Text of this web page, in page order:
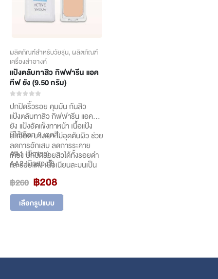
ผลิตภัณฑ์สำหรับวัยรุ่น, ผลิตภัณฑ์
เครื่องสำอางค์
แป้งตลับทาสิว กิฟฟารีน แอค
ทีฟ ยัง (9.50 กรัม)
out of 5
ปกปิดริ้วรอย คุมมัน กันสิว
แป้งตลับทาสิว กิฟฟารีน แอคทีฟ
ยัง แป้งอัดแข็งทาหน้า เนื้อแป้ง
ละเอียด บางเบา ไม่อุดตันผิว ช่วย
ลดการอักเสบ ลดการระคาย
เคือง ปกปิดรอยสิวได้ทั้งรอยดำ
และรอยแดง เนื้อเนียนละมุนเป็น
การเกิดสิว
มีให้เลือก 2 เฉดสี:
AA1 (ผิวขาว)
AA2 (ผิวสองสี)
฿260 Original
price
was:
฿260.
฿208Current
price
฿208.
เลือกรูปแบบ
This
product
options